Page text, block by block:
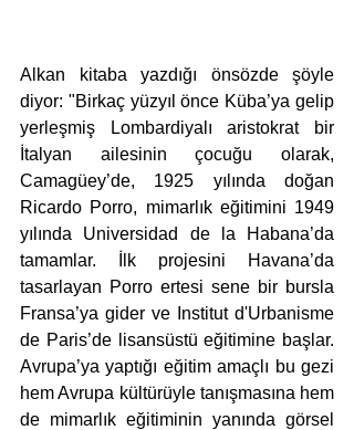
Alkan kitaba yazdığı önsözde şöyle
diyor: "Birkaç yüzyıl önce Küba’ya gelip
yerleşmiş Lombardiyalı aristokrat bir
İtalyan ailesinin çocuğu olarak,
Camagüey’de, 1925 yılında doğan
Ricardo Porro, mimarlık eğitimini 1949
yılında Universidad de la Habana’da
tamamlar. İlk projesini Havana’da
tasarlayan Porro ertesi sene bir bursla
Fransa’ya gider ve Institut d'Urbanisme
de Paris’de lisansüstü eğitimine başlar.
Avrupa’ya yaptığı eğitim amaçlı bu gezi
hem Avrupa kültürüyle tanışmasına hem
de mimarlık eğitiminin yanında görsel